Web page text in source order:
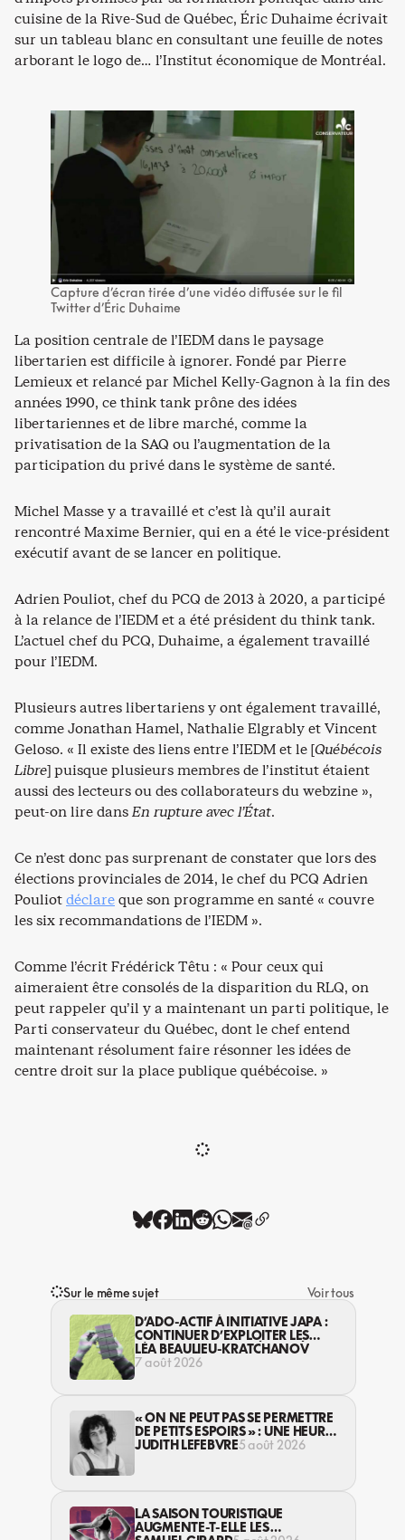
cuisine de la Rive-Sud de Québec, Éric Duhaime écrivait
sur un tableau blanc en consultant une feuille de notes
arborant le logo de… l’Institut économique de Montréal.
Capture d’écran tirée d’une vidéo diffusée sur le fil
Twitter d’Éric Duhaime
La position centrale de l’IEDM dans le paysage
libertarien est difficile à ignorer. Fondé par Pierre
Lemieux et relancé par Michel Kelly-Gagnon à la fin des
années 1990, ce think tank prône des idées
libertariennes et de libre marché, comme la
privatisation de la SAQ ou l’augmentation de la
participation du privé dans le système de santé.
Michel Masse y a travaillé et c’est là qu’il aurait
rencontré Maxime Bernier, qui en a été le vice-président
exécutif avant de se lancer en politique.
Adrien Pouliot, chef du PCQ de 2013 à 2020, a participé
à la relance de l’IEDM et a été président du think tank.
L’actuel chef du PCQ, Duhaime, a également travaillé
pour l’IEDM.
Plusieurs autres libertariens y ont également travaillé,
comme Jonathan Hamel, Nathalie Elgrably et Vincent
Geloso. « Il existe des liens entre l’IEDM et le [Québécois
Libre] puisque plusieurs membres de l’institut étaient
aussi des lecteurs ou des collaborateurs du webzine »,
peut-on lire dansEn rupture avec l’État.
Ce n’est donc pas surprenant de constater que lors des
élections provinciales de 2014, le chef du PCQ Adrien
Pouliotdéclareque son programme en santé « couvre
les six recommandations de l’IEDM ».
Comme l’écrit Frédérick Têtu : « Pour ceux qui
aimeraient être consolés de la disparition du RLQ, on
peut rappeler qu’il y a maintenant un parti politique, le
Parti conservateur du Québec, dont le chef entend
maintenant résolument faire résonner les idées de
centre droit sur la place publique québécoise. »
Sur le même sujet
Voir tous
D’ADO-ACTIF À INITIATIVE JAPA :
CONTINUER D’EXPLOITER LES
JEUNES… DANS LA LÉGALITÉ?
LÉA BEAULIEU-KRATCHANOV
7 août 2026
« ON NE PEUT PAS SE PERMETTRE
DE PETITS ESPOIRS » : UNE HEURE
AVEC AVI LEWIS
JUDITH LEFEBVRE5 août 2026
LA SAISON TOURISTIQUE
AUGMENTE-T-ELLE LES